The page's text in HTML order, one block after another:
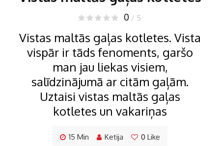
0 / 5
Vistas maltās gaļas kotletes. Vista
vispār ir tāds fenoments, garšo
man jau liekas visiem,
salīdzinājumā ar citām gaļām.
Uztaisi vistas maltās gaļas
kotletes un vakariņas
15 Min Ketija 0 Like